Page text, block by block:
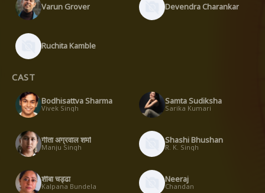
Varun Grover Devendra Charankar
Ruchita Kamble
CAST
Bodhisattva Sharma
Vivek Singh
Samta Sudiksha
Sarika Kumari
गीता अग्रवाल शर्मा
Manju Singh
Shashi Bhushan
R. K. Singh
शीबा चड्ढा
Kalpana Bundela
Neeraj
Chandan